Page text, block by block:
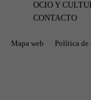
OCIO Y
CONTACTO
Mapa web Política de